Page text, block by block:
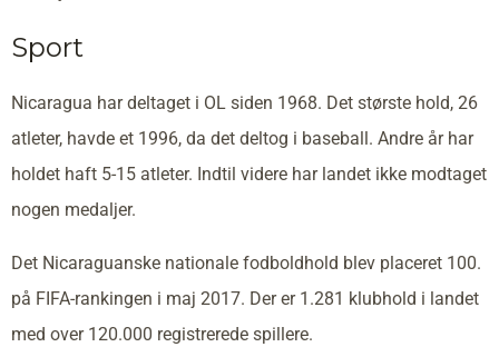
Sport
Nicaragua har deltaget i OL siden 1968. Det største hold, 26
atleter, havde et 1996, da det deltog i baseball. Andre år har
holdet haft 5-15 atleter. Indtil videre har landet ikke modtaget
nogen medaljer.
Det Nicaraguanske nationale fodboldhold blev placeret 100.
på FIFA-rankingen i maj 2017. Der er 1.281 klubhold i landet
med over 120.000 registrerede spillere.